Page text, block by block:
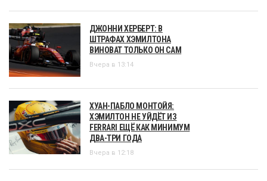
ДЖОННИ ХЕРБЕРТ: В
ШТРАФАХ ХЭМИЛТОНА
ВИНОВАТ ТОЛЬКО ОН САМ
Вчера в 13:14
ХУАН-ПАБЛО МОНТОЙЯ:
ХЭМИЛТОН НЕ УЙДЁТ ИЗ
FERRARI ЕЩЁ КАК МИНИМУМ
ДВА-ТРИ ГОДА
Вчера в 12:18